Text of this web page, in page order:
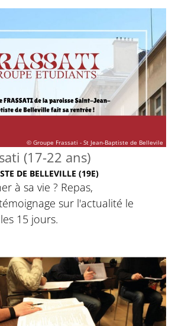
© Groupe Frassati - St Jean-Baptiste de Bellevile
(17-22 ans)
DE BELLEVILLE (19E)
à sa vie ? Repas,
sur l'actualité le
15 jours.